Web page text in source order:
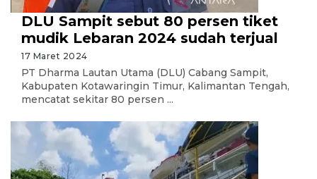
DLU Sampit sebut 80 persen tiket
mudik Lebaran 2024 sudah terjual
17 Maret 2024
PT Dharma Lautan Utama (DLU) Cabang Sampit,
Kabupaten Kotawaringin Timur, Kalimantan Tengah,
mencatat sekitar 80 persen ...